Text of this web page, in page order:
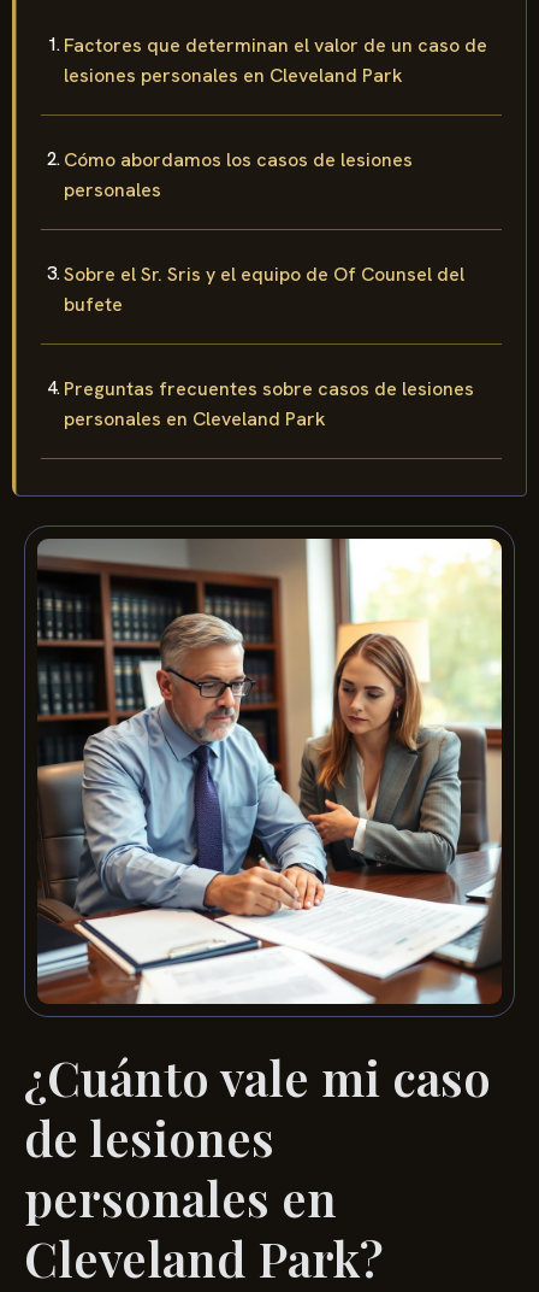
Factores que determinan el valor de un caso de
lesiones personales en Cleveland Park
Cómo abordamos los casos de lesiones
personales
Sobre el Sr. Sris y el equipo de Of Counsel del
bufete
Preguntas frecuentes sobre casos de lesiones
personales en Cleveland Park
¿Cuánto vale mi caso
de lesiones
personales en
Cleveland Park?